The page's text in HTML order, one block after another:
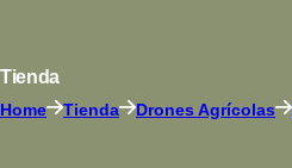
Tienda
Home Tienda Drones Agrícolas